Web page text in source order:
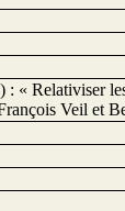
« Relativiser
Veil et